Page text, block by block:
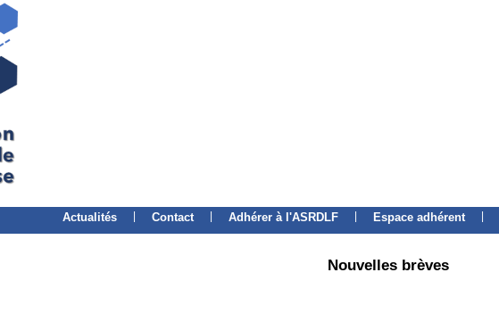
Actualités Contact Adhérer à l'ASRDLF Espace adhérent
Nouvelles brèves